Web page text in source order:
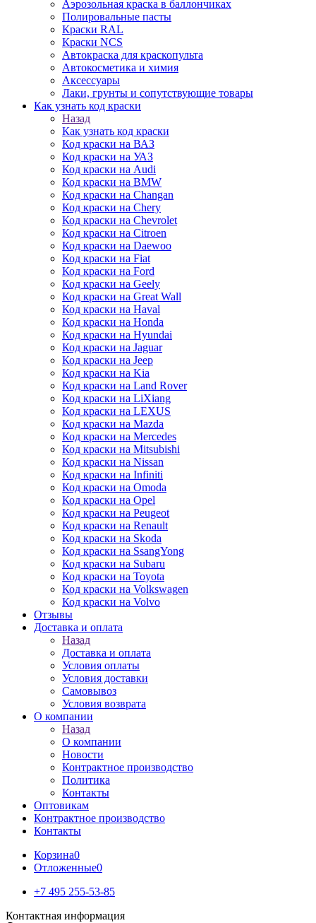
Аэрозольная краска в баллончиках
Полировальные пасты
Краски RAL
Краски NCS
Автокраска для краскопульта
Автокосметика и химия
Аксессуары
Лаки, грунты и сопутствующие товары
Как узнать код краски
Назад
Как узнать код краски
Код краски на ВАЗ
Код краски на УАЗ
Код краски на Audi
Код краски на BMW
Код краски на Changan
Код краски на Chery
Код краски на Chevrolet
Код краски на Citroen
Код краски на Daewoo
Код краски на Fiat
Код краски на Ford
Код краски на Geely
Код краски на Great Wall
Код краски на Haval
Код краски на Honda
Код краски на Hyundai
Код краски на Jaguar
Код краски на Jeep
Код краски на Kia
Код краски на Land Rover
Код краски на LiXiang
Код краски на LEXUS
Код краски на Mazda
Код краски на Mercedes
Код краски на Mitsubishi
Код краски на Nissan
Код краски на Infiniti
Код краски на Omoda
Код краски на Opel
Код краски на Peugeot
Код краски на Renault
Код краски на Skoda
Код краски на SsangYong
Код краски на Subaru
Код краски на Toyota
Код краски на Volkswagen
Код краски на Volvo
Отзывы
Доставка и оплата
Назад
Доставка и оплата
Условия оплаты
Условия доставки
Самовывоз
Условия возврата
О компании
Назад
О компании
Новости
Контрактное производство
Политика
Контакты
Оптовикам
Контрактное производство
Контакты
Корзина0
Отложенные0
+7 495 255-53-85
Контактная информация